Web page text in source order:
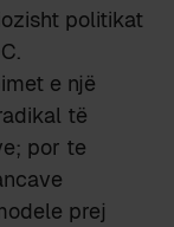
politikat
e një
të
por te
prej